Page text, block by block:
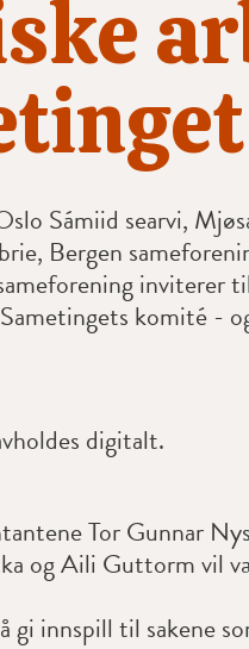
Sámiid searvi,
Bergen
inviterer til
komité -
digitalt.
Tor Gunnar
og Aili Guttorm vil
gi innspill til sakene